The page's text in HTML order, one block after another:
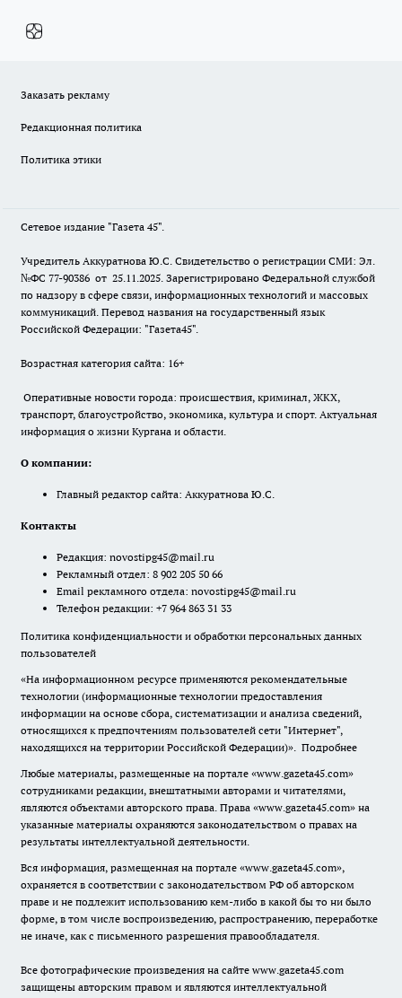
Заказать рекламу
Редакционная политика
Политика этики
Сетевое издание "Газета 45".
Учредитель Аккуратнова Ю.С. Свидетельство о регистрации СМИ: Эл.
№ФС 77-90386 от 25.11.2025. Зарегистрировано Федеральной службой
по надзору в сфере связи, информационных технологий и массовых
коммуникаций. Перевод названия на государственный язык
Российской Федерации: "Газета45".
Возрастная категория сайта: 16+
Оперативные новости города: происшествия, криминал, ЖКХ,
транспорт, благоустройство, экономика, культура и спорт. Актуальная
информация о жизни Кургана и области.
О компании:
Главный редактор сайта: Аккуратнова Ю.С.
Контакты
Редакция: novostipg45@mail.ru
Рекламный отдел: 8 902 205 50 66
Email рекламного отдела: novostipg45@mail.ru
Телефон редакции: +7 964 863 31 33
Политика конфиденциальности и обработки персональных данных
пользователей
«На информационном ресурсе применяются рекомендательные
технологии (информационные технологии предоставления
информации на основе сбора, систематизации и анализа сведений,
относящихся к предпочтениям пользователей сети "Интернет",
находящихся на территории Российской Федерации)». Подробнее
Любые материалы, размещенные на портале «www.gazeta45.com»
сотрудниками редакции, внештатными авторами и читателями,
являются объектами авторского права. Права «www.gazeta45.com» на
указанные материалы охраняются законодательством о правах на
результаты интеллектуальной деятельности.
Вся информация, размещенная на портале «www.gazeta45.com»,
охраняется в соответствии с законодательством РФ об авторском
праве и не подлежит использованию кем-либо в какой бы то ни было
форме, в том числе воспроизведению, распространению, переработке
не иначе, как с письменного разрешения правообладателя.
Все фотографические произведения на сайте www.gazeta45.com
защищены авторским правом и являются интеллектуальной